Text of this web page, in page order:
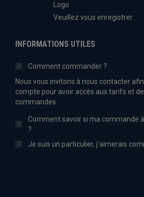
Logo
Veuillez vous enregistrer
INFORMATIONS UTILES
Comment commander ?
Nous vous invitons à nous contacter
compte pour avoir accès aux tarifs et
commandes
Comment savoir si ma commande
?
Je suis un particulier, j'aimerais